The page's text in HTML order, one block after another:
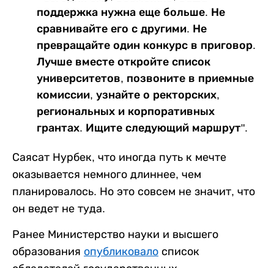
поддержка нужна еще больше. Не
сравнивайте его с другими. Не
превращайте один конкурс в приговор.
Лучше вместе откройте список
университетов, позвоните в приемные
комиссии, узнайте о ректорских,
региональных и корпоративных
грантах. Ищите следующий маршрут".
Саясат Нурбек, что иногда путь к мечте
оказывается немного длиннее, чем
планировалось. Но это совсем не значит, что
он ведет не туда.
Ранее Министерство науки и высшего
образования опубликовало список